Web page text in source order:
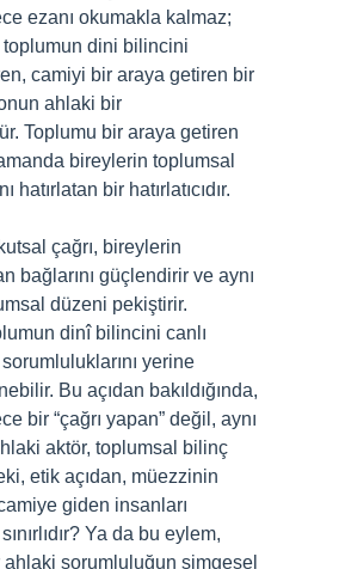
ezanı okumakla kalmaz;
toplumun dini bilincini
camiyi bir araya getiren bir
ahlaki bir
Toplumu bir araya getiren
bireylerin toplumsal
hatırlatan bir hatırlatıcıdır.
çağrı, bireylerin
bağlarını güçlendirir ve aynı
düzeni pekiştirir.
dinî bilincini canlı
yerine
Bu açıdan bakıldığında,
bir “çağrı yapan” değil, aynı
aktör, toplumsal bilinç
etik açıdan, müezzinin
giden insanları
Ya da bu eylem,
sorumluluğun simgesel